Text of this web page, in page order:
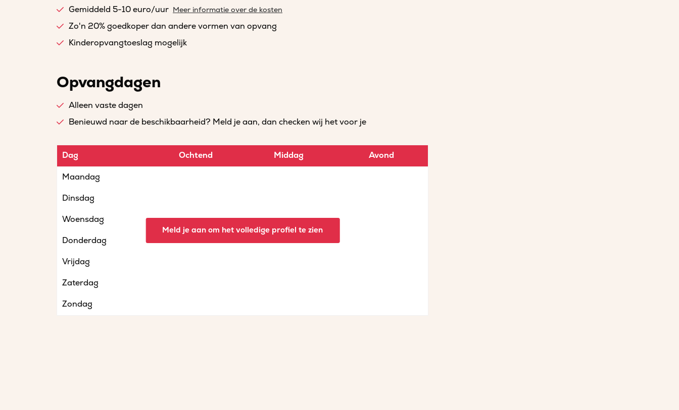
Gemiddeld 5-10 euro/uur Meer informatie over de kosten
Zo'n 20% goedkoper dan andere vormen van opvang
Kinderopvangtoeslag mogelijk
Opvangdagen
Alleen vaste dagen
Benieuwd naar de beschikbaarheid? Meld je aan, dan checken wij het voor je
Dag Ochtend Middag Avond
Maandag
Dinsdag
Woensdag
Donderdag
Vrijdag
Zaterdag
Zondag
Meld je aan om het volledige profiel te zien